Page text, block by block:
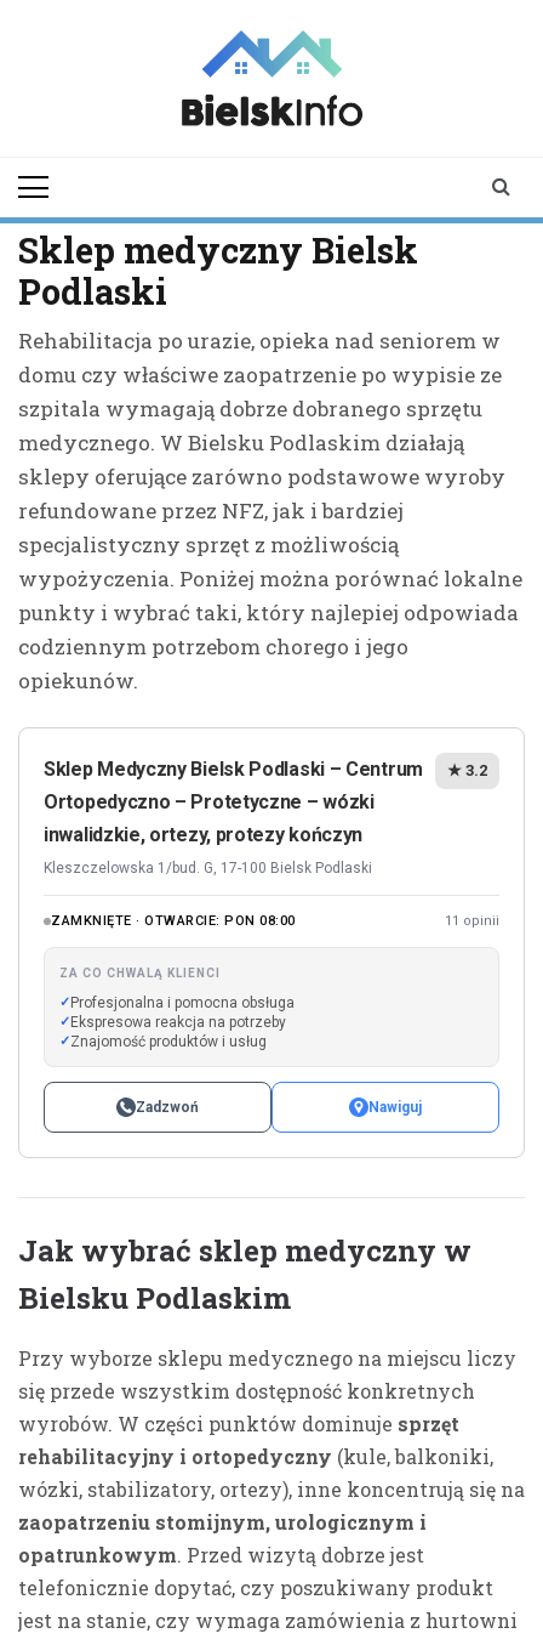
Podlaskiego i
okolic
Sklep medyczny Bielsk
Podlaski
Rehabilitacja po urazie, opieka nad seniorem w
domu czy właściwe zaopatrzenie po wypisie ze
szpitala wymagają dobrze dobranego sprzętu
medycznego. W Bielsku Podlaskim działają
sklepy oferujące zarówno podstawowe wyroby
refundowane przez NFZ, jak i bardziej
specjalistyczny sprzęt z możliwością
wypożyczenia. Poniżej można porównać lokalne
punkty i wybrać taki, który najlepiej odpowiada
codziennym potrzebom chorego i jego
opiekunów.
Sklep Medyczny Bielsk Podlaski – Centrum
Ortopedyczno – Protetyczne – wózki
inwalidzkie, ortezy, protezy kończyn
Kleszczelowska 1/bud. G, 17-100 Bielsk Podlaski
★ 3.2
ZAMKNIĘTE · OTWARCIE: PON 08:00 11 opinii
ZA CO CHWALĄ KLIENCI
Profesjonalna i pomocna obsługa
Ekspresowa reakcja na potrzeby
Znajomość produktów i usług
Zadzwoń Nawiguj
Jak wybrać sklep medyczny w
Bielsku Podlaskim
Przy wyborze sklepu medycznego na miejscu liczy
się przede wszystkim dostępność konkretnych
wyrobów. W części punktów dominuje sprzęt
rehabilitacyjny i ortopedyczny (kule, balkoniki,
wózki, stabilizatory, ortezy), inne koncentrują się na
zaopatrzeniu stomijnym, urologicznym i
opatrunkowym. Przed wizytą dobrze jest
telefonicznie dopytać, czy poszukiwany produkt
jest na stanie, czy wymaga zamówienia z hurtowni